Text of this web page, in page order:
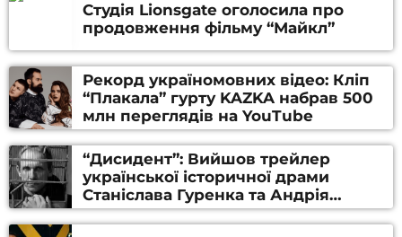
Студія Lionsgate оголосила про
продовження фільму “Майкл”
Рекорд україномовних відео: Кліп
“Плакала” гурту KAZKA набрав 500
млн переглядів на YouTube
“Дисидент”: Вийшов трейлер
української історичної драми
Станіслава Гуренка та Андрія
Алфьорова (ВІДЕО)